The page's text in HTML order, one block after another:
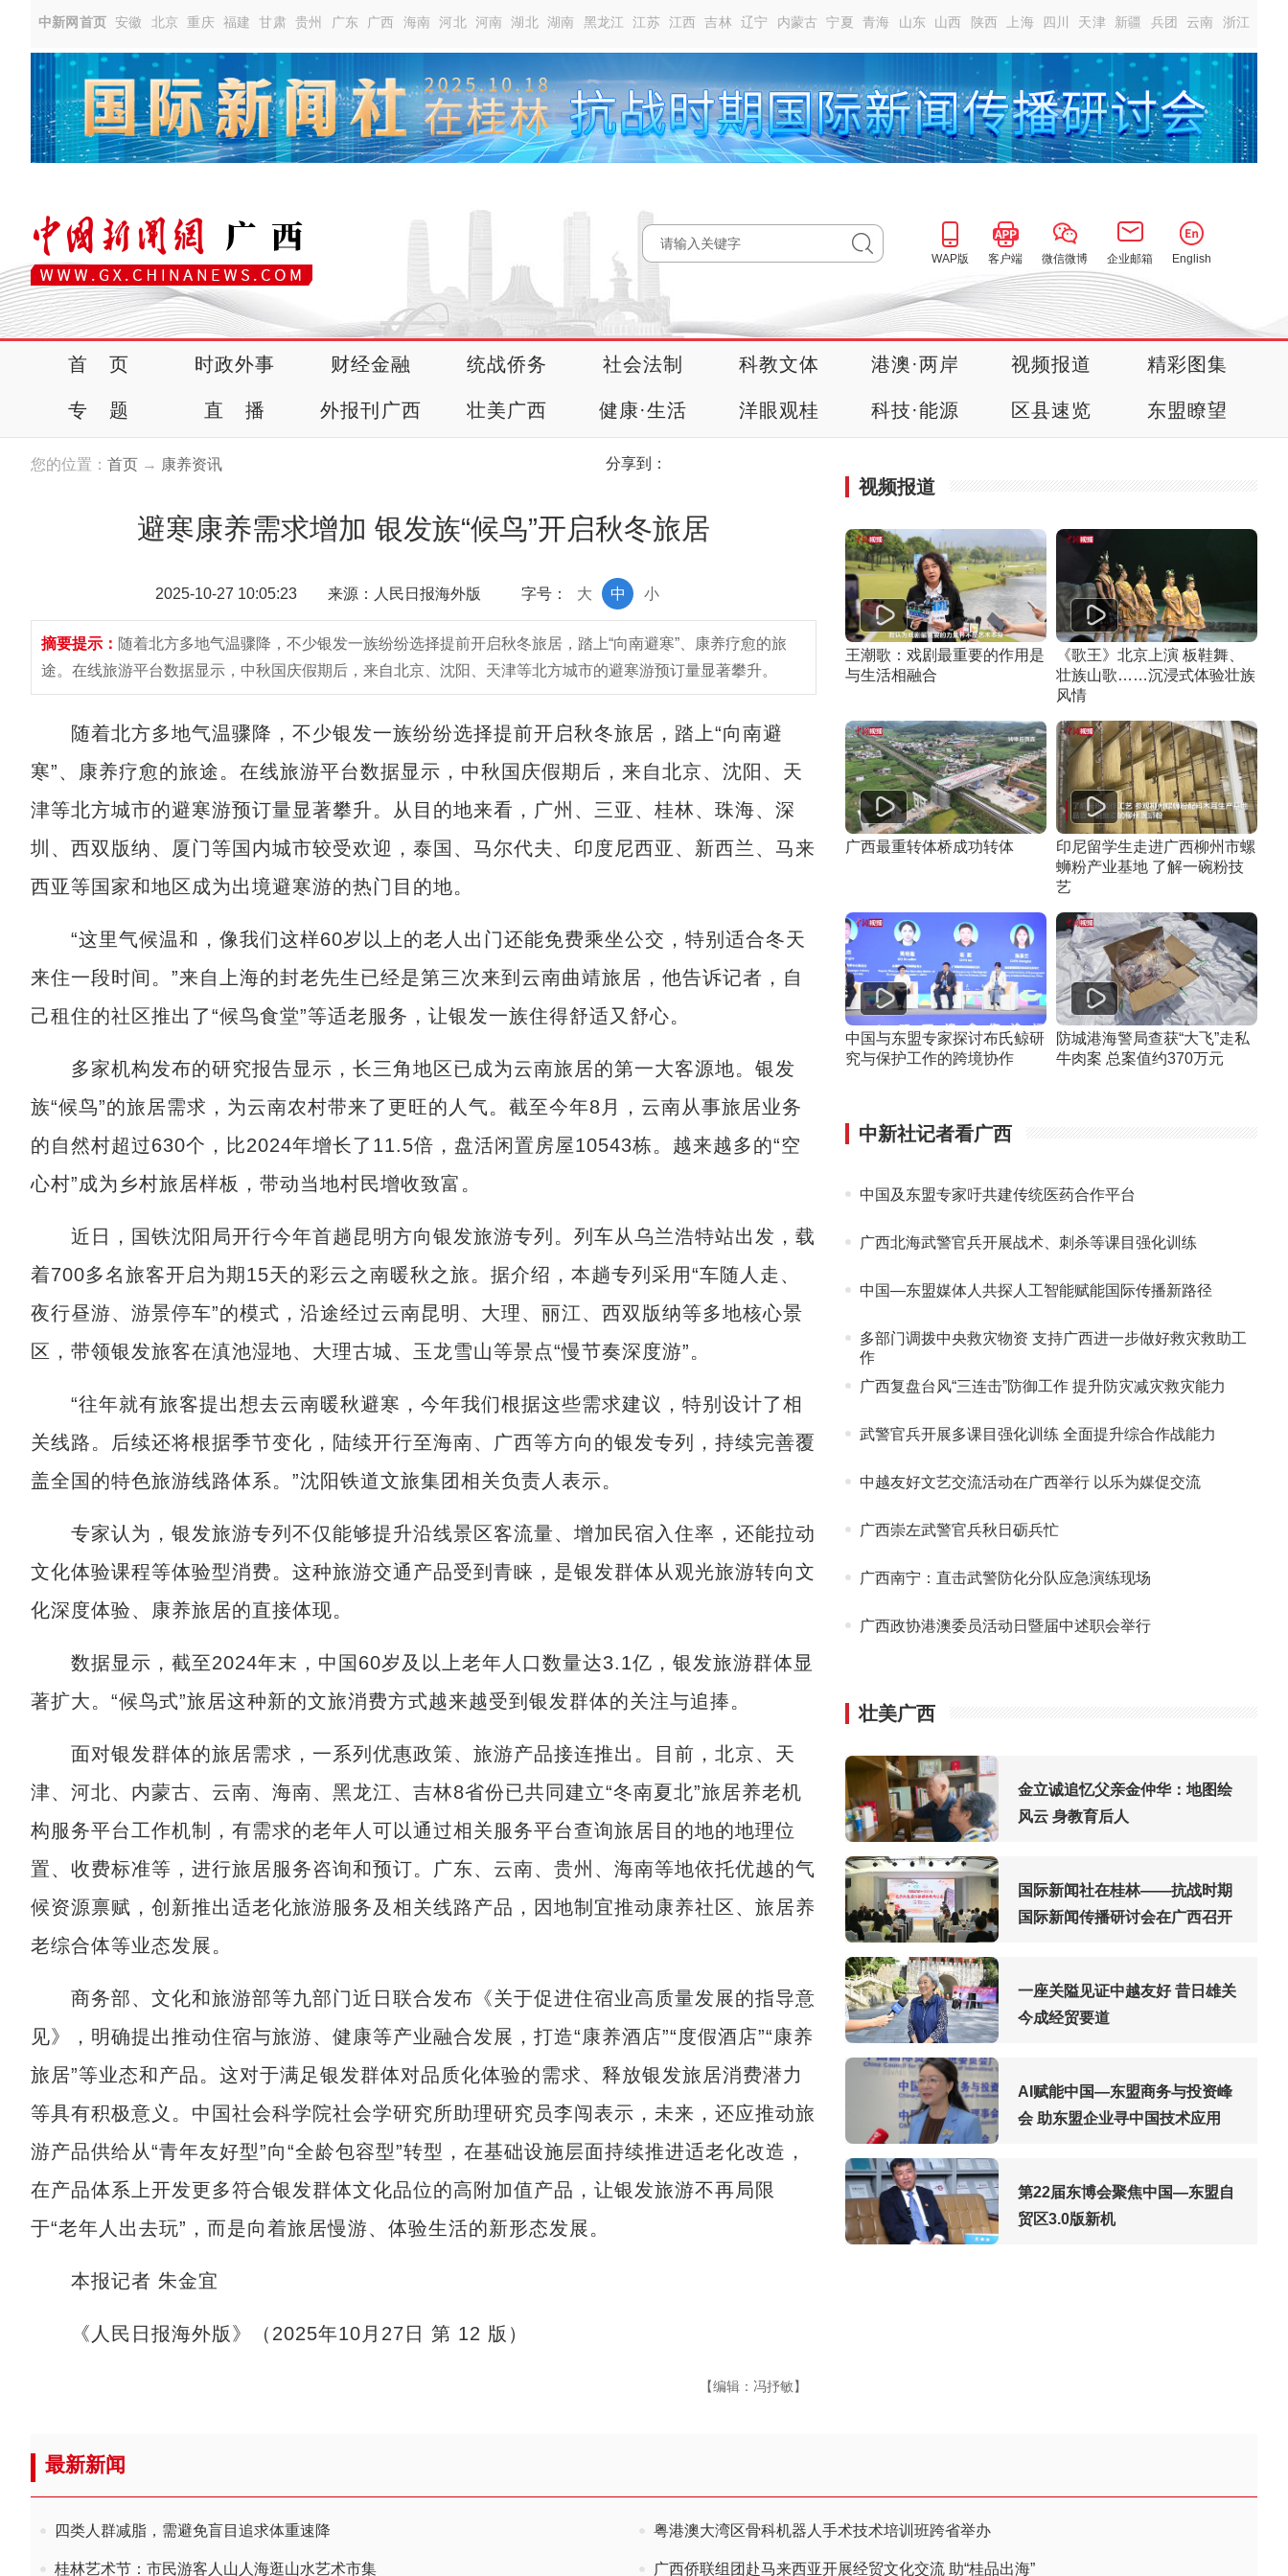
中新网首页 安徽 北京 重庆 福建 甘肃 贵州 广东 广西 海南 河北 河南 湖北 湖南 黑龙江 江苏 江西 吉林 辽宁 内蒙古 宁夏 青海 山东 山西 陕西 上海 四川 天津 新疆 兵团 云南 浙江
WAP版 客户端 微信微博 企业邮箱 English
首 页 时政外事 财经金融 统战侨务 社会法制 科教文体 港澳·两岸 视频报道 精彩图集
专 题 直 播 外报刊广西 壮美广西 健康·生活 洋眼观桂 科技·能源 区县速览 东盟瞭望
您的位置： 首页 → 康养资讯 分享到：
避寒康养需求增加 银发族“候鸟”开启秋冬旅居
2025-10-27 10:05:23 来源：人民日报海外版 字号： 小
中
大
摘要提示： 随着北方多地气温骤降，不少银发一族纷纷选择提前开启秋冬旅居，踏上“向南避寒”、康养疗愈的旅
途。在线旅游平台数据显示，中秋国庆假期后，来自北京、沈阳、天津等北方城市的避寒游预订量显著攀升。
随着北方多地气温骤降，不少银发一族纷纷选择提前开启秋冬旅居，踏上“向南避
寒”、康养疗愈的旅途。在线旅游平台数据显示，中秋国庆假期后，来自北京、沈阳、天
津等北方城市的避寒游预订量显著攀升。从目的地来看，广州、三亚、桂林、珠海、深
圳、西双版纳、厦门等国内城市较受欢迎，泰国、马尔代夫、印度尼西亚、新西兰、马来
西亚等国家和地区成为出境避寒游的热门目的地。
“这里气候温和，像我们这样60岁以上的老人出门还能免费乘坐公交，特别适合冬天
来住一段时间。”来自上海的封老先生已经是第三次来到云南曲靖旅居，他告诉记者，自
己租住的社区推出了“候鸟食堂”等适老服务，让银发一族住得舒适又舒心。
多家机构发布的研究报告显示，长三角地区已成为云南旅居的第一大客源地。银发
族“候鸟”的旅居需求，为云南农村带来了更旺的人气。截至今年8月，云南从事旅居业务
的自然村超过630个，比2024年增长了11.5倍，盘活闲置房屋10543栋。越来越多的“空
心村”成为乡村旅居样板，带动当地村民增收致富。
近日，国铁沈阳局开行今年首趟昆明方向银发旅游专列。列车从乌兰浩特站出发，载
着700多名旅客开启为期15天的彩云之南暖秋之旅。据介绍，本趟专列采用“车随人走、
夜行昼游、游景停车”的模式，沿途经过云南昆明、大理、丽江、西双版纳等多地核心景
区，带领银发旅客在滇池湿地、大理古城、玉龙雪山等景点“慢节奏深度游”。
“往年就有旅客提出想去云南暖秋避寒，今年我们根据这些需求建议，特别设计了相
关线路。后续还将根据季节变化，陆续开行至海南、广西等方向的银发专列，持续完善覆
盖全国的特色旅游线路体系。”沈阳铁道文旅集团相关负责人表示。
专家认为，银发旅游专列不仅能够提升沿线景区客流量、增加民宿入住率，还能拉动
文化体验课程等体验型消费。这种旅游交通产品受到青睐，是银发群体从观光旅游转向文
化深度体验、康养旅居的直接体现。
数据显示，截至2024年末，中国60岁及以上老年人口数量达3.1亿，银发旅游群体显
著扩大。“候鸟式”旅居这种新的文旅消费方式越来越受到银发群体的关注与追捧。
面对银发群体的旅居需求，一系列优惠政策、旅游产品接连推出。目前，北京、天
津、河北、内蒙古、云南、海南、黑龙江、吉林8省份已共同建立“冬南夏北”旅居养老机
构服务平台工作机制，有需求的老年人可以通过相关服务平台查询旅居目的地的地理位
置、收费标准等，进行旅居服务咨询和预订。广东、云南、贵州、海南等地依托优越的气
候资源禀赋，创新推出适老化旅游服务及相关线路产品，因地制宜推动康养社区、旅居养
老综合体等业态发展。
商务部、文化和旅游部等九部门近日联合发布《关于促进住宿业高质量发展的指导意
见》，明确提出推动住宿与旅游、健康等产业融合发展，打造“康养酒店”“度假酒店”“康养
旅居”等业态和产品。这对于满足银发群体对品质化体验的需求、释放银发旅居消费潜力
等具有积极意义。中国社会科学院社会学研究所助理研究员李闯表示，未来，还应推动旅
游产品供给从“青年友好型”向“全龄包容型”转型，在基础设施层面持续推进适老化改造，
在产品体系上开发更多符合银发群体文化品位的高附加值产品，让银发旅游不再局限
于“老年人出去玩”，而是向着旅居慢游、体验生活的新形态发展。
本报记者 朱金宜
《人民日报海外版》（2025年10月27日 第 12 版）
【编辑：冯抒敏】
视频报道
王潮歌：戏剧最重要的作用是
与生活相融合
《歌王》北京上演 板鞋舞、
壮族山歌……沉浸式体验壮族
风情
广西最重转体桥成功转体
印尼留学生走进广西柳州市螺
蛳粉产业基地 了解一碗粉技
艺
中国与东盟专家探讨布氏鲸研
究与保护工作的跨境协作
防城港海警局查获“大飞”走私
牛肉案 总案值约370万元
中新社记者看广西
中国及东盟专家吁共建传统医药合作平台
广西北海武警官兵开展战术、刺杀等课目强化训练
中国—东盟媒体人共探人工智能赋能国际传播新路径
多部门调拨中央救灾物资 支持广西进一步做好救灾救助工
作
广西复盘台风“三连击”防御工作 提升防灾减灾救灾能力
武警官兵开展多课目强化训练 全面提升综合作战能力
中越友好文艺交流活动在广西举行 以乐为媒促交流
广西崇左武警官兵秋日砺兵忙
广西南宁：直击武警防化分队应急演练现场
广西政协港澳委员活动日暨届中述职会举行
壮美广西
金立诚追忆父亲金仲华：地图绘
风云 身教育后人
国际新闻社在桂林——抗战时期
国际新闻传播研讨会在广西召开
一座关隘见证中越友好 昔日雄关
今成经贸要道
AI赋能中国—东盟商务与投资峰
会 助东盟企业寻中国技术应用
第22届东博会聚焦中国—东盟自
贸区3.0版新机
最新新闻
四类人群减脂，需避免盲目追求体重速降 粤港澳大湾区骨科机器人手术技术培训班跨省举办
桂林艺术节：市民游客人山人海逛山水艺术市集 广西侨联组团赴马来西亚开展经贸文化交流 助“桂品出海”